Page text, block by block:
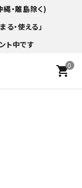
・離島除く)
・使える」
ト中です
0
shopping_cart